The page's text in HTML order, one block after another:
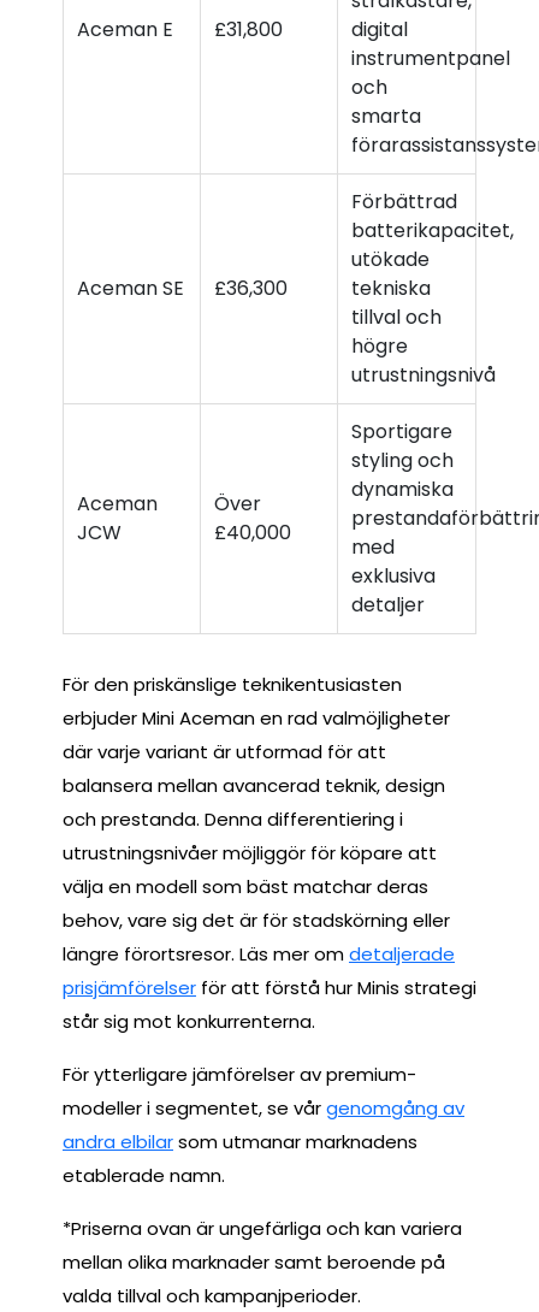
Aceman E £31,800
digital
instrumentpanel
och
smarta
Aceman SE £36,300
Förbättrad
batterikapacitet,
utökade
tekniska
tillval och
högre
utrustningsnivå
Aceman
JCW
Över
£40,000
Sportigare
styling och
dynamiska
med
exklusiva
detaljer
För den priskänslige teknikentusiasten
erbjuder Mini Aceman en rad valmöjligheter
där varje variant är utformad för att
balansera mellan avancerad teknik, design
och prestanda. Denna differentiering i
utrustningsnivåer möjliggör för köpare att
välja en modell som bäst matchar deras
behov, vare sig det är för stadskörning eller
längre förortsresor. Läs mer omdetaljerade
prisjämförelser för att förstå hur Minis strategi
står sig mot konkurrenterna.
För ytterligare jämförelser av premium-
modeller i segmentet, se vårgenomgång av
andra elbilarsom utmanar marknadens
etablerade namn.
*Priserna ovan är ungefärliga och kan variera
mellan olika marknader samt beroende på
valda tillval och kampanjperioder.